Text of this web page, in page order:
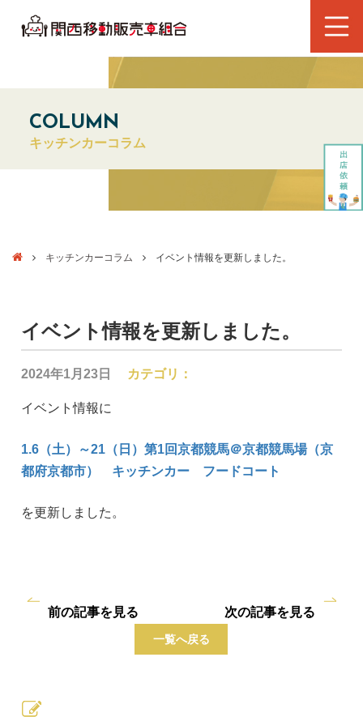
COLUMN
キッチンカーコラム
キッチンカーコラム イベント情報を更新しました。
イベント情報を更新しました。
2024年1月23日 カテゴリ：
イベント情報に
1.6（土）～21（日）第1回京都競馬＠京都競馬場（京
都府京都市） キッチンカー フードコート
を更新しました。
前の記事を見る
一覧へ戻る
次の記事を見る